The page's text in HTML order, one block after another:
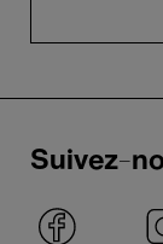
Suivez-